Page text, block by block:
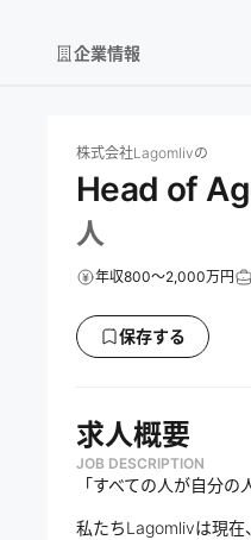
企業情報
株式会社Lagomlivの
Head of
人
年収800～2,000万円
保存する
求人概要
JOB DESCRIPTION
「すべての人が自分
私たちLagomlivは現在